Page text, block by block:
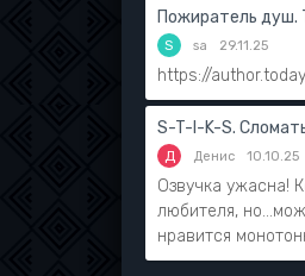
S sa 29.11.25
https://
Д Денис 10.10.25
Озвучка ужасна!
любителя,
нравится